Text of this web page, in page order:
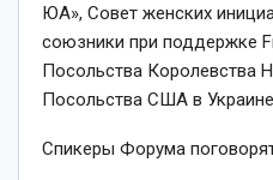
ЮА», Совет женских
союзники при поддержке
Посольства Королевства
Посольства США в
Спикеры Форума